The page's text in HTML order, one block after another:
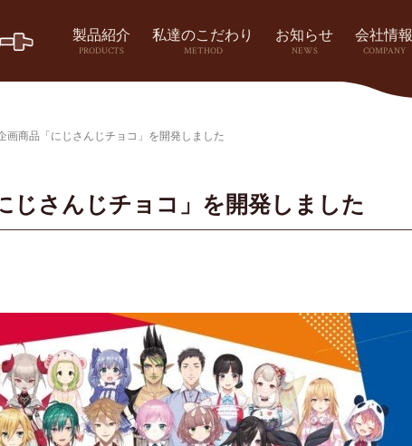
製品紹介
PRODUCTS
私達のこだわり
METHOD
お知らせ
NEWS
会社情報
COMPANY
画商品「にじさんじチョコ」を開発しました
じさんじチョコ」を開発しました